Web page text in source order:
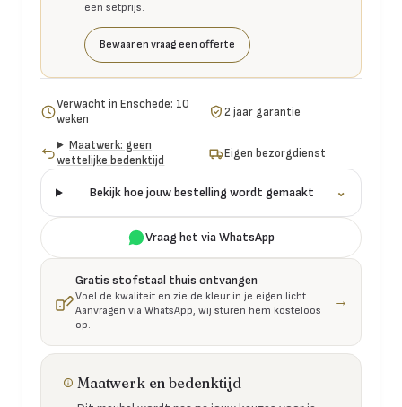
een setprijs.
Bewaar en vraag een offerte
Verwacht in Enschede: 10
weken
2 jaar garantie
Maatwerk: geen
wettelijke bedenktijd
Eigen bezorgdienst
Bekijk hoe jouw bestelling wordt gemaakt ⌄
Vraag het via WhatsApp
Gratis stofstaal thuis ontvangen
Voel de kwaliteit en zie de kleur in je eigen licht.
Aanvragen via WhatsApp, wij sturen hem kosteloos
op.
→
Maatwerk en bedenktijd